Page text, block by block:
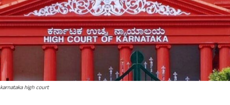
karnataka high court